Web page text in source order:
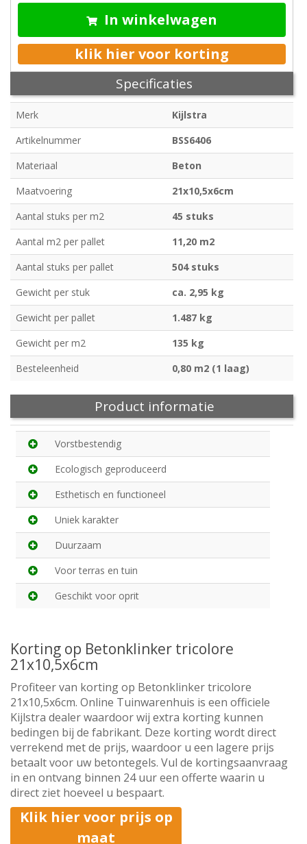
In winkelwagen
klik hier voor korting
Specificaties
Merk
Kijlstra
Artikelnummer
BSS6406
Materiaal
Beton
Maatvoering
21x10,5x6cm
Aantal stuks per m2
45 stuks
Aantal m2 per pallet
11,20 m2
Aantal stuks per pallet
504 stuks
Gewicht per stuk
ca. 2,95 kg
Gewicht per pallet
1.487 kg
Gewicht per m2
135 kg
Besteleenheid
0,80 m2 (1 laag)
Product informatie
Vorstbestendig
Ecologisch geproduceerd
Esthetisch en functioneel
Uniek karakter
Duurzaam
Voor terras en tuin
Geschikt voor oprit
Korting op Betonklinker tricolore
21x10,5x6cm
Profiteer van korting op Betonklinker tricolore
21x10,5x6cm. Online Tuinwarenhuis is een officiele
Kijlstra dealer waardoor wij extra korting kunnen
bedingen bij de fabrikant. Deze korting wordt direct
verrekend met de prijs, waardoor u een lagere prijs
betaalt voor uw betontegels. Vul de kortingsaanvraag
in en ontvang binnen 24 uur een offerte waarin u
direct ziet hoeveel u bespaart.
Klik hier voor prijs op
maat